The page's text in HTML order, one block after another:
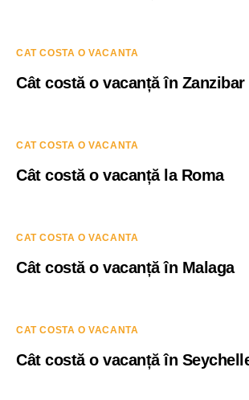
CAT COSTA O VACANTA
Cât costă o vacanță în Zanzibar
CAT COSTA O VACANTA
Cât costă o vacanță la Roma
CAT COSTA O VACANTA
Cât costă o vacanță în Malaga
CAT COSTA O VACANTA
Cât costă o vacanță în